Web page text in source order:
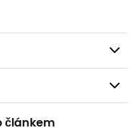
prokázáno slavným
článkem